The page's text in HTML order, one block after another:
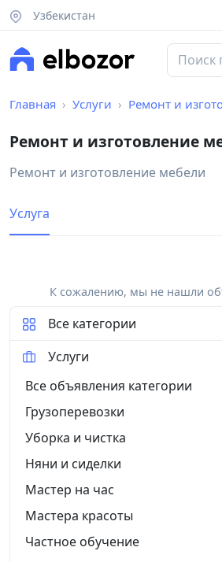
Узбекистан
Главная Услуги Ремонт и
Ремонт и изготовление
Ремонт и изготовление мебели
Услуга
К сожалению, мы не нашли
Все категории
Услуги
Все объявления категории
Грузоперевозки
Уборка и чистка
Няни и сиделки
Мастер на час
Мастера красоты
Частное обучение